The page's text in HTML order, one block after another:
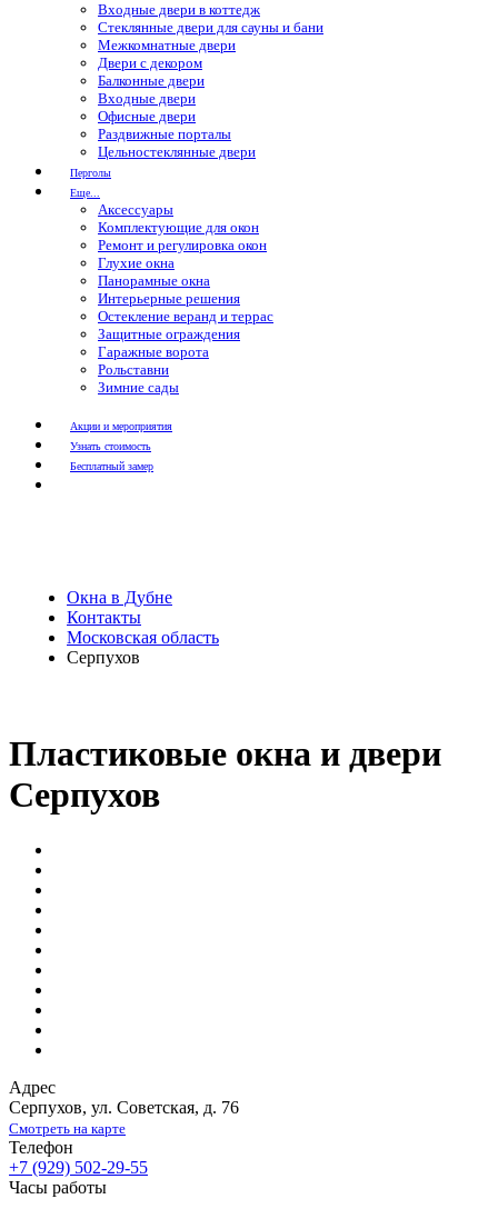
Входные двери в коттедж
Стеклянные двери для сауны и бани
Межкомнатные двери
Двери с декором
Балконные двери
Входные двери
Офисные двери
Раздвижные порталы
Цельностеклянные двери
Перголы
Еще...
Аксессуары
Комплектующие для окон
Ремонт и регулировка окон
Глухие окна
Панорамные окна
Интерьерные решения
Остекление веранд и террас
Защитные ограждения
Гаражные ворота
Рольставни
Зимние сады
Акции и мероприятия
Узнать стоимость
Бесплатный замер
Окна в Дубне
Контакты
Московская область
Серпухов
Пластиковые окна и двери
Серпухов
Адрес
Серпухов, ул. Советская, д. 76
Смотреть на карте
Телефон
+7 (929) 502-29-55
Часы работы